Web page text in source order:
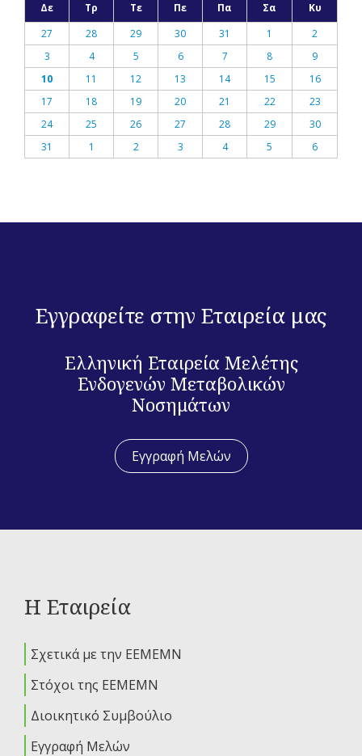
Δε Τρ Τε Πε Πα Σα
Κυ
27
28 29 30 31 1
2
3
4 5 6 7 8
9
10
11 12 13 14 15
16
17
18 19 20 21 22
23
24
25 26 27 28 29
30
31
1 2 3 4 5 6
Εγγραφείτε στην Εταιρεία μας
Ελληνική Εταιρεία Μελέτης
Ενδογενών Μεταβολικών
Νοσημάτων
Εγγραφή Μελών
Η Εταιρεία
Σχετικά με την ΕΕΜΕΜΝ
Στόχοι της ΕΕΜΕΜΝ
Διοικητικό Συμβούλιο
Εγγραφή Μελών